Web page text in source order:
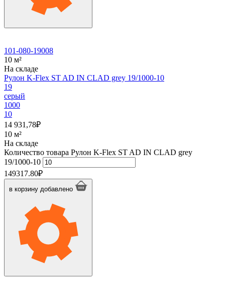
101-080-19008
10 м²
На складе
Рулон K-Flex ST AD IN CLAD grey 19/1000-10
19
серый
1000
10
14 931,78₽
10 м²
На складе
Количество товара Рулон K-Flex ST AD IN CLAD grey
19/1000-10
149317.80₽
в корзину добавлено